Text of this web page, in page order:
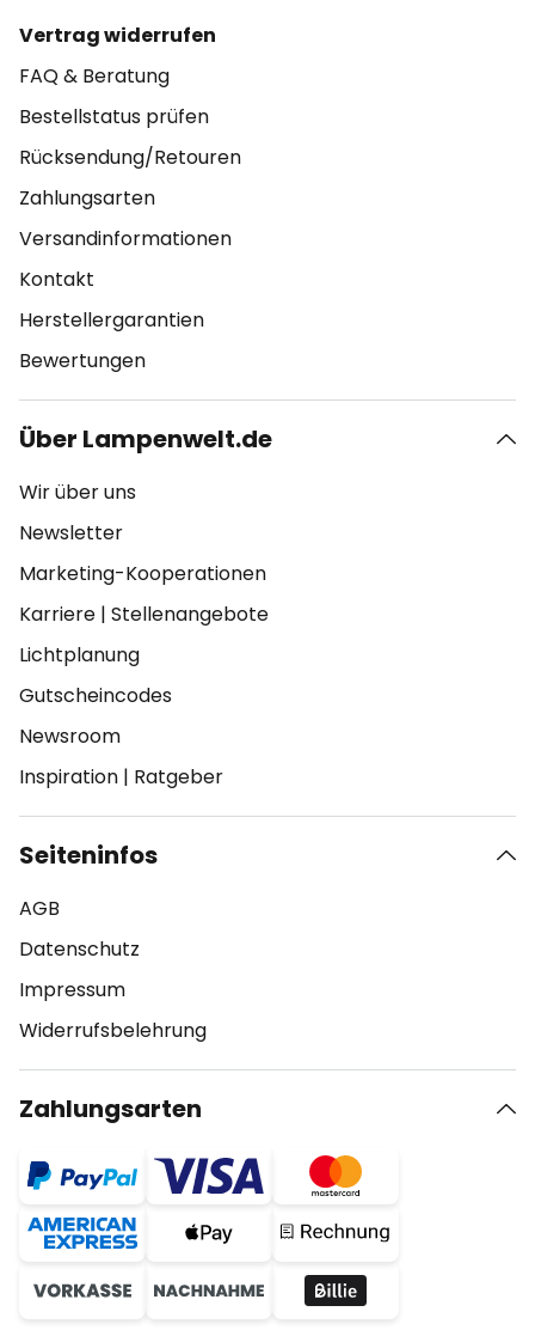
Vertrag widerrufen
FAQ & Beratung
Bestellstatus prüfen
Rücksendung/Retouren
Zahlungsarten
Versandinformationen
Kontakt
Herstellergarantien
Bewertungen
Über Lampenwelt.de
Wir über uns
Newsletter
Marketing-Kooperationen
Karriere | Stellenangebote
Lichtplanung
Gutscheincodes
Newsroom
Inspiration | Ratgeber
Seiteninfos
AGB
Datenschutz
Impressum
Widerrufsbelehrung
Zahlungsarten